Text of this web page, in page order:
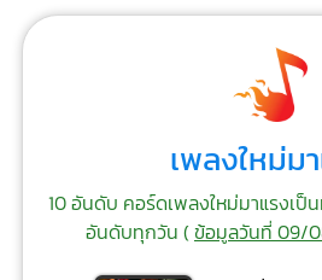
เพลงใหม่ม
10 อันดับ คอร์ดเพลงใหม่มาแรงเ
อันดับทุกวัน (ข้อมูลวันที่ 09/